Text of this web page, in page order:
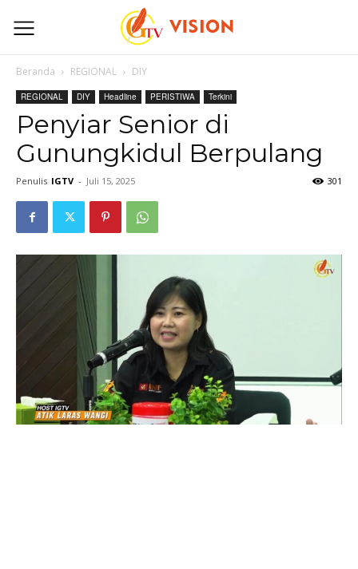
Beranda REGIONAL DIY
REGIONAL DIY Headline PERISTIWA Terkini
Penyiar Senior di
Gunungkidul Berpulang
Penulis IGTV - Juli 15, 2025 301